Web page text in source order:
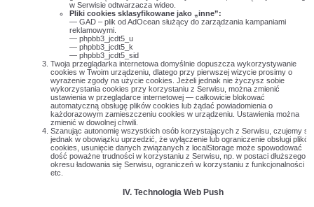
w Serwisie odtwarzacza wideo.
Pliki cookies sklasyfikowane jako „inne”:
— GAD – plik od AdOcean służący do zarządzania kampaniami
reklamowymi.
— phpbb3_jcdt5_u
— phpbb3_jcdt5_k
— phpbb3_jcdt5_sid
Twoja przeglądarka internetowa domyślnie dopuszcza wykorzystywanie
cookies w Twoim urządzeniu, dlatego przy pierwszej wizycie prosimy o
wyrażenie zgody na użycie cookies. Jeżeli jednak nie życzysz sobie
wykorzystania cookies przy korzystaniu z Serwisu, można zmienić
ustawienia w przeglądarce internetowej — całkowicie blokować
automatyczną obsługę plików cookies lub żądać powiadomienia o
każdorazowym zamieszczeniu cookies w urządzeniu. Ustawienia można
zmienić w dowolnej chwili.
Szanując autonomię wszystkich osób korzystających z Serwisu, czujemy się
jednak w obowiązku uprzedzić, że wyłączenie lub ograniczenie obsługi plików
cookies, usunięcie danych związanych z localStorage może spowodować
dość poważne trudności w korzystaniu z Serwisu, np. w postaci dłuższego
okresu ładowania się Serwisu, ograniczeń w korzystaniu z funkcjonalności
etc.
IV. Technologia Web Push